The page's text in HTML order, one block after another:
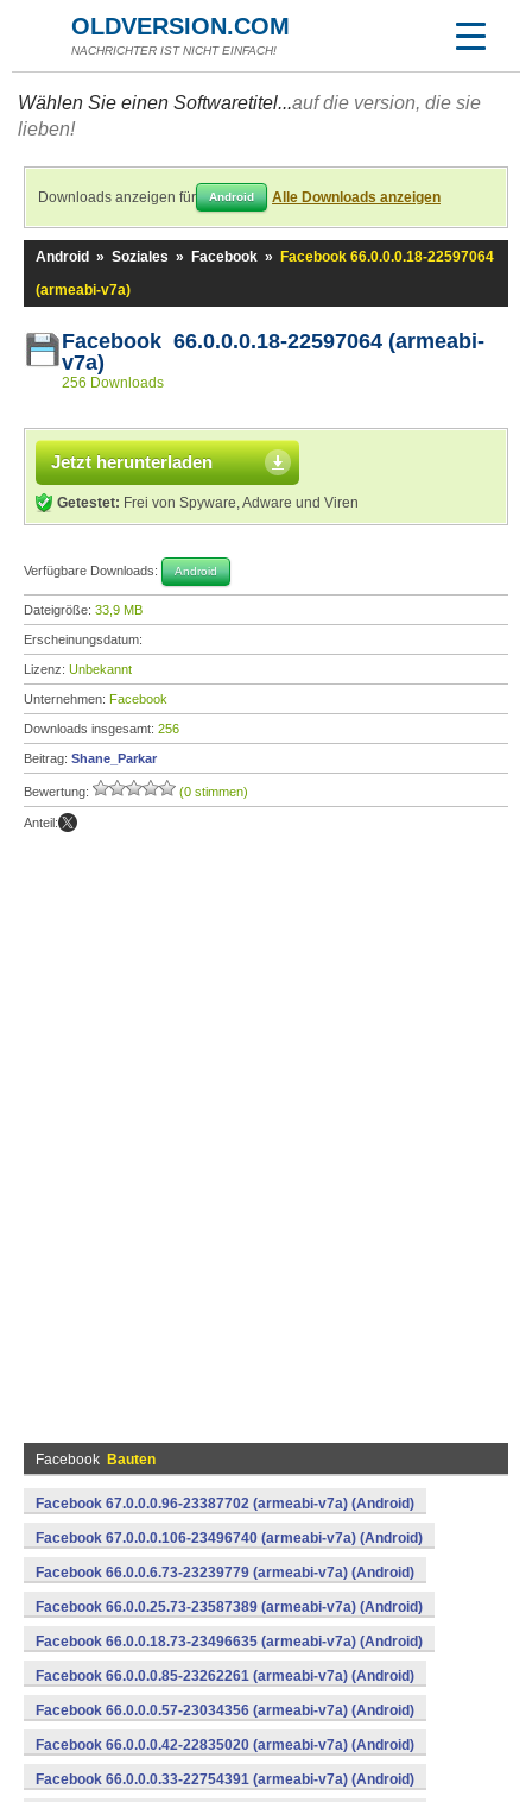
OLDVERSION.COM
NACHRICHTER IST NICHT EINFACH!
Wählen Sie einen Softwaretitel...auf die version, die sie
lieben!
Downloads anzeigen für Android Alle Downloads anzeigen
Android » Soziales » Facebook »
Facebook 66.0.0.0.18-22597064
(armeabi-v7a)
Facebook 66.0.0.0.18-22597064 (armeabi-
v7a)
256 Downloads
Jetzt herunterladen
Getestet: Frei von Spyware, Adware und Viren
Verfügbare Downloads: Android
Dateigröße: 33,9 MB
Erscheinungsdatum:
Lizenz: Unbekannt
Unternehmen: Facebook
Downloads insgesamt: 256
Beitrag: Shane_Parkar
Bewertung: (0 stimmen)
Anteil:
Facebook Bauten
Facebook 67.0.0.0.96-23387702 (armeabi-v7a) (Android)
Facebook 67.0.0.0.106-23496740 (armeabi-v7a) (Android)
Facebook 66.0.0.6.73-23239779 (armeabi-v7a) (Android)
Facebook 66.0.0.25.73-23587389 (armeabi-v7a) (Android)
Facebook 66.0.0.18.73-23496635 (armeabi-v7a) (Android)
Facebook 66.0.0.0.85-23262261 (armeabi-v7a) (Android)
Facebook 66.0.0.0.57-23034356 (armeabi-v7a) (Android)
Facebook 66.0.0.0.42-22835020 (armeabi-v7a) (Android)
Facebook 66.0.0.0.33-22754391 (armeabi-v7a) (Android)